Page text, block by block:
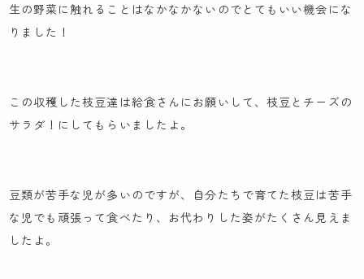
生の野菜に触れることはなかなかないのでとてもいい機会にな
りました！
この収穫した枝豆達は給食さんにお願いして、枝豆とチーズの
サラダ！にしてもらいましたよ。
豆類が苦手な児が多いのですが、自分たちで育てた枝豆は苦手
な児でも頑張って食べたり、お代わりした姿がたくさん見えま
したよ。